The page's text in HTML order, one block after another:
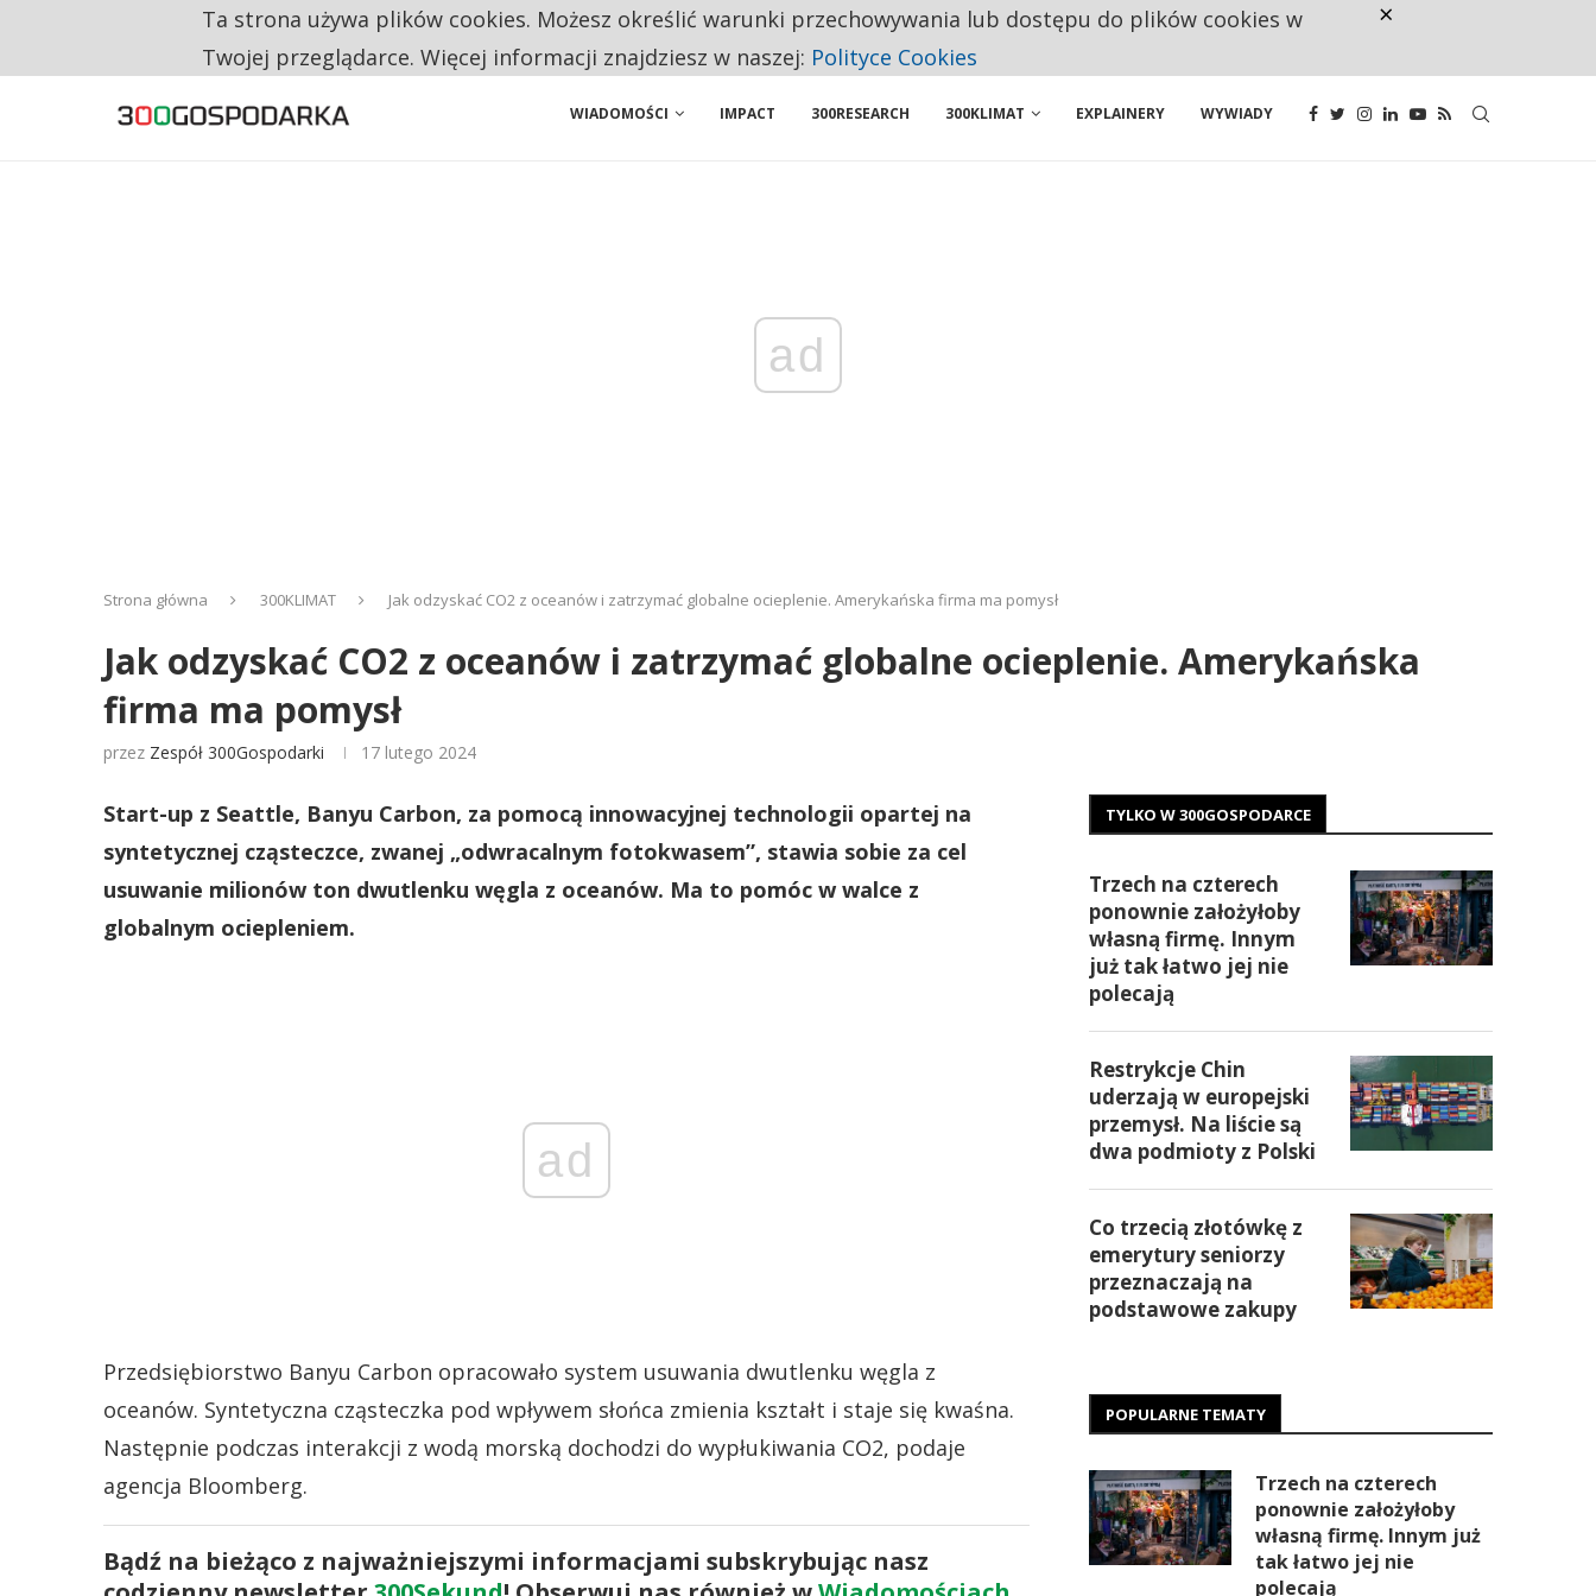
CO TRZECIĄ ZŁOTÓWKĘ Z EMERYTURY SENIORZY PRZEZNACZAJĄ NA PODSTAWOWE ZAKUPY
WIADOMOŚCI IMPACT 300RESEARCH 300KLIMAT EXPLAINERY WYWIADY
ad
Strona główna 300KLIMAT Jak odzyskać CO2 z oceanów i zatrzymać globalne ocieplenie. Amerykańska firma ma pomysł
Jak odzyskać CO2 z oceanów i zatrzymać globalne ocieplenie. Amerykańska
firma ma pomysł
przez Zespół 300Gospodarki 17 lutego 2024
Start-up z Seattle, Banyu Carbon, za pomocą innowacyjnej technologii opartej na
syntetycznej cząsteczce, zwanej „odwracalnym fotokwasem”, stawia sobie za cel
usuwanie milionów ton dwutlenku węgla z oceanów. Ma to pomóc w walce z
globalnym ociepleniem.
ad
Przedsiębiorstwo Banyu Carbon opracowało system usuwania dwutlenku węgla z
oceanów. Syntetyczna cząsteczka pod wpływem słońca zmienia kształt i staje się kwaśna.
Następnie podczas interakcji z wodą morską dochodzi do wypłukiwania CO2, podaje
agencja Bloomberg.
Bądź na bieżąco z najważniejszymi informacjami subskrybując nasz
TYLKO W 300GOSPODARCE
Trzech na czterech
ponownie założyłoby
własną firmę. Innym
już tak łatwo jej nie
polecają
Restrykcje Chin
uderzają w europejski
przemysł. Na liście są
dwa podmioty z Polski
Co trzecią złotówkę z
emerytury seniorzy
przeznaczają na
podstawowe zakupy
POPULARNE TEMATY
Trzech na czterech
ponownie założyłoby
własną firmę. Innym już
tak łatwo jej nie
polecają
Ta strona używa plików cookies. Możesz określić warunki przechowywania lub dostępu do plików cookies w
Twojej przeglądarce. Więcej informacji znajdziesz w naszej: Polityce Cookies
×